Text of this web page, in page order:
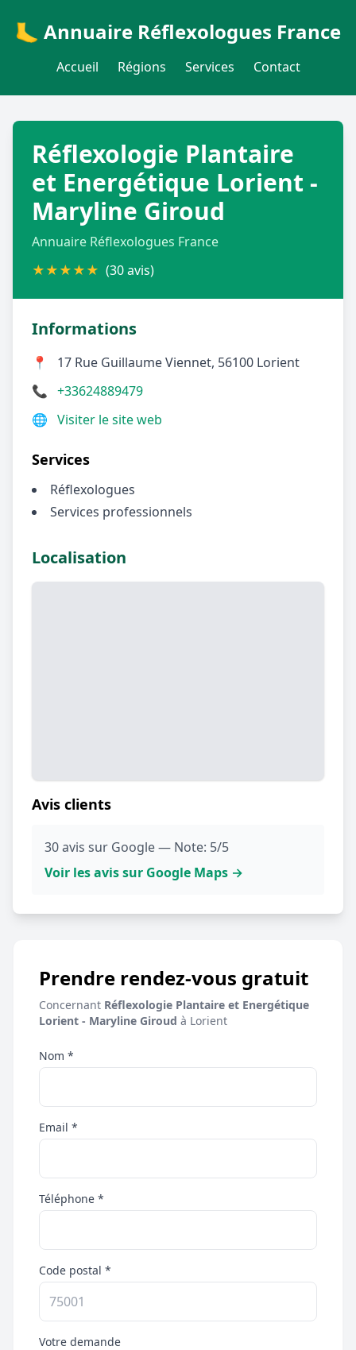
🦶 Annuaire Réflexologues France
Accueil Régions Services Contact
Réflexologie Plantaire
et Energétique Lorient -
Maryline Giroud
Annuaire Réflexologues France
★★★★★ (30 avis)
Informations
📍
17 Rue Guillaume Viennet, 56100 Lorient
📞 +33624889479
🌐 Visiter le site web
Services
Réflexologues
Services professionnels
Localisation
Avis clients
30 avis sur Google — Note: 5/5
Voir les avis sur Google Maps →
Prendre rendez-vous gratuit
Concernant Réflexologie Plantaire et Energétique
Lorient - Maryline Giroud à Lorient
Nom *
Email *
Téléphone *
Code postal *
Votre demande